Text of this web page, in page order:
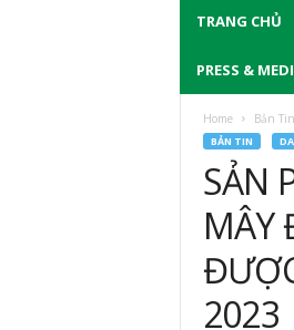
TRANG CHỦ
PRESS &
Home Bản Tin
BẢN TIN
SẢN
MÂY
2023